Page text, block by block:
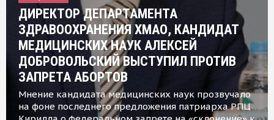
ДИРЕКТОР ДЕПАРТАМЕНТА
ЗДРАВООХРАНЕНИЯ ХМАО, КАНДИДАТ
МЕДИЦИНСКИХ НАУК АЛЕКСЕЙ
ДОБРОВОЛЬСКИЙ ВЫСТУПИЛ ПРОТИВ
ЗАПРЕТА АБОРТОВ
Мнение кандидата медицинских наук прозвучало
на фоне последнего предложения патриарха РПЦ